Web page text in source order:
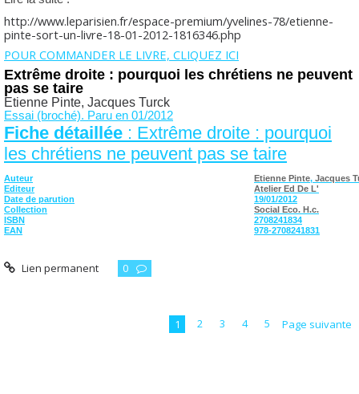
http://www.leparisien.fr/espace-premium/yvelines-78/etienne-
pinte-sort-un-livre-18-01-2012-1816346.php
POUR COMMANDER LE LIVRE, CLIQUEZ ICI
Extrême droite : pourquoi les chrétiens ne peuvent
pas se taire
Etienne Pinte, Jacques Turck
Essai (broché). Paru en 01/2012
Fiche détaillée : Extrême droite : pourquoi
les chrétiens ne peuvent pas se taire
Auteur Etienne Pinte, Jacques
Editeur
Atelier Ed De L'
Date de parution
19/01/2012
Collection
Social Eco. H.c.
ISBN
2708241834
EAN
978-2708241831
Lien permanent 0
1 2 3 4 5 Page suivante